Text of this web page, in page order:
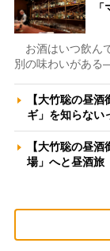
お酒はいつ飲ん
別の味わいがあ
【大竹聡の昼
ギ」を知らな
【大竹聡の昼
場」へと昼酒